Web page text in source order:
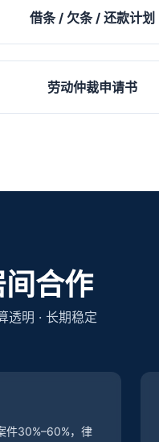
借条 / 欠条 / 还款计划
劳动仲裁申请书
合作
透明 · 长期稳定
件30%–60%，律